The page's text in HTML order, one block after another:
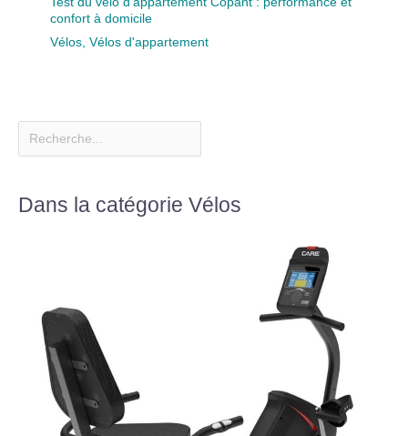
et Assistance 24/7】
heures sur 24 et 7
questions. Garantie
moteurs, les batteries
et les contrôleurs.
confort à domicile
Vélos Vélos d'appartement
Dans la catégorie Vélos